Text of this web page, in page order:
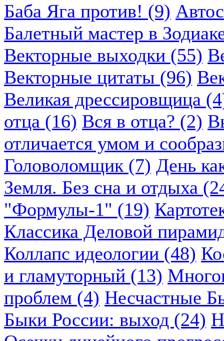
Баба Яга против! (9)
Балетный мастер в
Векторные выходки (55)
Векторные цитаты (96)
Великая дрессировщица
отца (16) Вся в отца? (2)
отличается умом и
Головоломщик (7) День
Земля. Без сна и отдыха
"Формулы-1" (19)
Классика Деловой
Коллапс идеологии (48)
и гламуторный (13)
проблем (4) Несчастные
Быки России: выход (24)